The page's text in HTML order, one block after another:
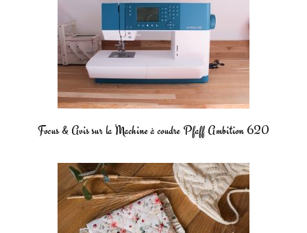
Focus & Avis sur la Machine à coudre Pfaff Ambition 620